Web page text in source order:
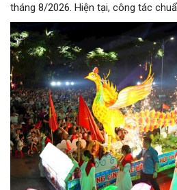
tháng 8/2026. Hiện tại, công tác
chính quyền phường Sơn Tây cùng
vị và 25 tổ dân phố khẩn trương triển
sẵn sàng mang đến cho Nhân dân
thu quy mô, đặc sắc và giàu bản sắc